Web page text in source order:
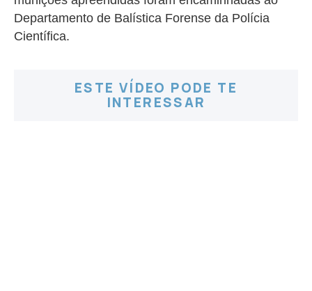
Departamento de Balística Forense da Polícia
Científica.
ESTE VÍDEO PODE TE
INTERESSAR